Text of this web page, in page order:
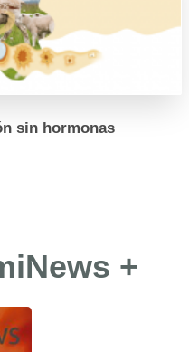
sin hormonas
+